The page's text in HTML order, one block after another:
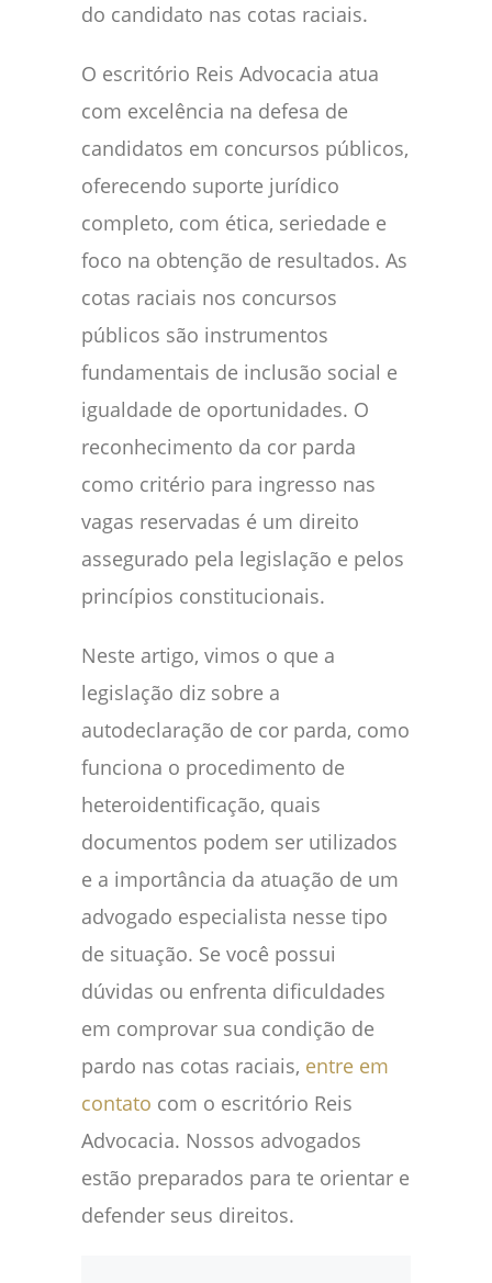
do candidato nas cotas raciais.
O escritório Reis Advocacia atua
com excelência na defesa de
candidatos em concursos públicos,
oferecendo suporte jurídico
completo, com ética, seriedade e
foco na obtenção de resultados. As
cotas raciais nos concursos
públicos são instrumentos
fundamentais de inclusão social e
igualdade de oportunidades. O
reconhecimento da cor parda
como critério para ingresso nas
vagas reservadas é um direito
assegurado pela legislação e pelos
princípios constitucionais.
Neste artigo, vimos o que a
legislação diz sobre a
autodeclaração de cor parda, como
funciona o procedimento de
heteroidentificação, quais
documentos podem ser utilizados
e a importância da atuação de um
advogado especialista nesse tipo
de situação. Se você possui
dúvidas ou enfrenta dificuldades
em comprovar sua condição de
pardo nas cotas raciais, entre em
contato com o escritório Reis
Advocacia. Nossos advogados
estão preparados para te orientar e
defender seus direitos.